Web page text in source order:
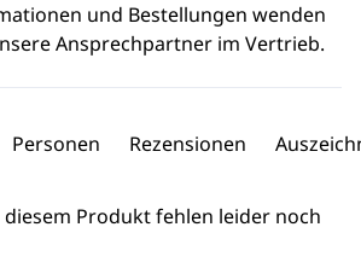
und Bestellungen wenden
Ansprechpartner im Vertrieb.
Personen Rezensionen
Produkt fehlen leider noch